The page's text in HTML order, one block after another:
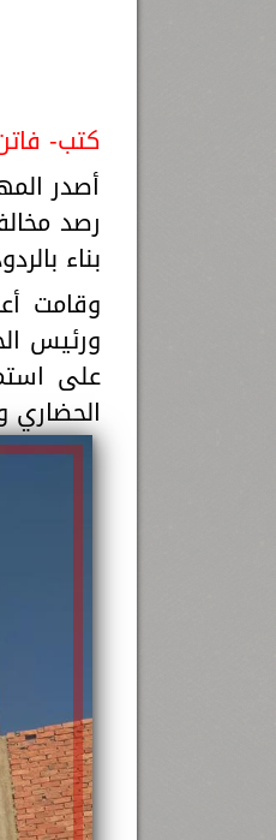
كتب-
أصدر
رصد
بناء بالردود
وقامت
ورئيس
على
الحضاري